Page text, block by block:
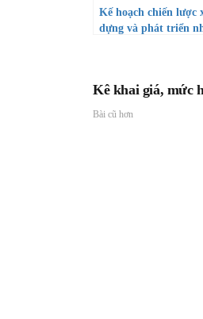
Kế hoạch chiến lược
dựng và phát triển
Kê khai giá, mức
Bài cũ hơn